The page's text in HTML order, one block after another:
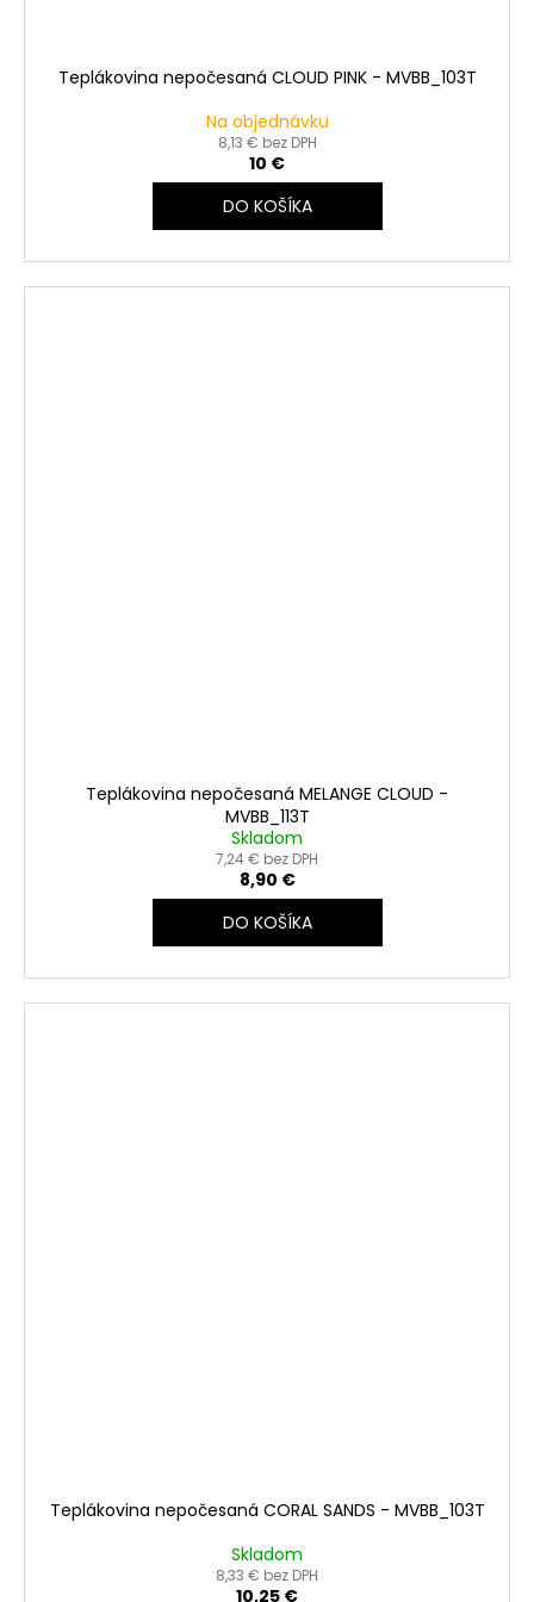
Teplákovina nepočesaná CLOUD PINK - MVBB_103T
Na objednávku
8,13 € bez DPH
10 €
DO KOŠÍKA
Teplákovina nepočesaná MELANGE CLOUD -
MVBB_113T
Skladom
7,24 € bez DPH
8,90 €
DO KOŠÍKA
Teplákovina nepočesaná CORAL SANDS - MVBB_103T
Skladom
8,33 € bez DPH
10,25 €